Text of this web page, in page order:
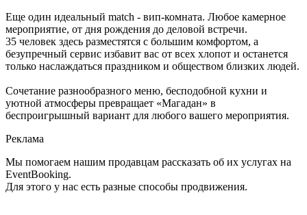
Еще один идеальный match - вип-комната. Любое камерное
мероприятие, от дня рождения до деловой встречи.
35 человек здесь разместятся с большим комфортом, а
безупречный сервис избавит вас от всех хлопот и останется
только наслаждаться праздником и обществом близких людей.
Сочетание разнообразного меню, бесподобной кухни и
уютной атмосферы превращает «Магадан» в
беспроигрышный вариант для любого вашего мероприятия.
Реклама
Мы помогаем нашим продавцам рассказать об их услугах на
EventBooking.
Для этого у нас есть разные способы продвижения.